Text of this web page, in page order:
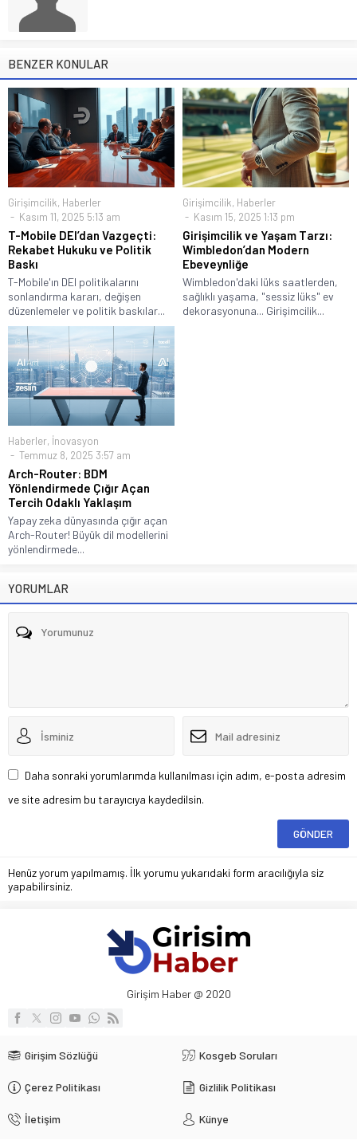
BENZER KONULAR
Girişimcilik, Haberler
Kasım 11, 2025 5:13 am
T-Mobile DEI’dan Vazgeçti:
Rekabet Hukuku ve Politik
Baskı
T-Mobile'ın DEI politikalarını
sonlandırma kararı, değişen
düzenlemeler ve politik baskılar...
Girişimcilik, Haberler
Kasım 15, 2025 1:13 pm
Girişimcilik ve Yaşam Tarzı:
Wimbledon’dan Modern
Ebeveynliğe
Wimbledon'daki lüks saatlerden,
sağlıklı yaşama, "sessiz lüks" ev
dekorasyonuna... Girişimcilik...
Haberler, İnovasyon
Temmuz 8, 2025 3:57 am
Arch-Router: BDM
Yönlendirmede Çığır Açan
Tercih Odaklı Yaklaşım
Yapay zeka dünyasında çığır açan
Arch-Router! Büyük dil modellerini
yönlendirmede...
YORUMLAR
Daha sonraki yorumlarımda kullanılması için adım, e-posta adresim
ve site adresim bu tarayıcıya kaydedilsin.
Henüz yorum yapılmamış. İlk yorumu yukarıdaki form aracılığıyla siz
yapabilirsiniz.
Girişim Haber @ 2020
Girişim Sözlüğü Kosgeb Soruları
Çerez Politikası Gizlilik Politikası
İletişim Künye